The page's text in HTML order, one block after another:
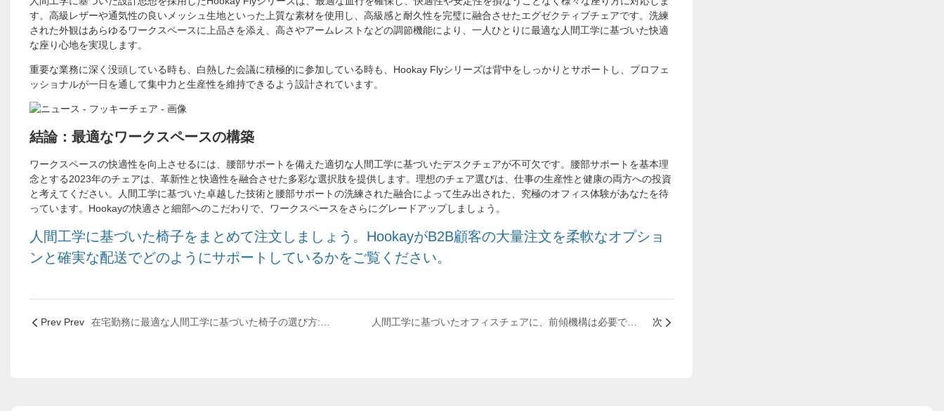
す。高級レザーや通気性の良いメッシュ生地といった上質な素材を使用し、高級感と耐久性を完璧に融合させたエグゼクティブチェアです。洗練
された外観はあらゆるワークスペースに上品さを添え、高さやアームレストなどの調節機能により、一人ひとりに最適な人間工学に基づいた快適
な座り心地を実現します。
重要な業務に深く没頭している時も、白熱した会議に積極的に参加している時も、Hookay Flyシリーズは背中をしっかりとサポートし、プロフェ
ッショナルが一日を通して集中力と生産性を維持できるよう設計されています。
結論：最適なワークスペースの構築
ワークスペースの快適性を向上させるには、腰部サポートを備えた適切な人間工学に基づいたデスクチェアが不可欠です。腰部サポートを基本理
念とする2023年のチェアは、革新性と快適性を融合させた多彩な選択肢を提供します。理想のチェア選びは、仕事の生産性と健康の両方への投資
と考えてください。人間工学に基づいた卓越した技術と腰部サポートの洗練された融合によって生み出された、究極のオフィス体験があなたを待
っています。Hookayの快適さと細部へのこだわりで、ワークスペースをさらにグレードアップしましょう。
人間工学に基づいた椅子をまとめて注文しましょう。HookayがB2B顧客の大量注文を柔軟なオプショ
ンと確実な配送でどのようにサポートしているかをご覧ください。
Prev Prev 人間工学に基づいたオフィスチェアに、前傾機構は必要ですか？ 次